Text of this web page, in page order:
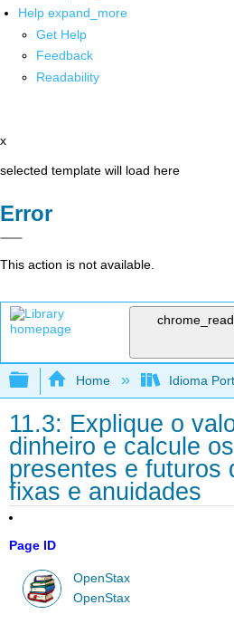
Help expand_more
Get Help
Feedback
Readability
x
selected template will load here
Error
This action is not available.
Expand/collapse
Home Idioma
11.3: Explique o
dinheiro e calcule
presentes e futuros
fixas e anuidades
Page ID
OpenStax
OpenStax